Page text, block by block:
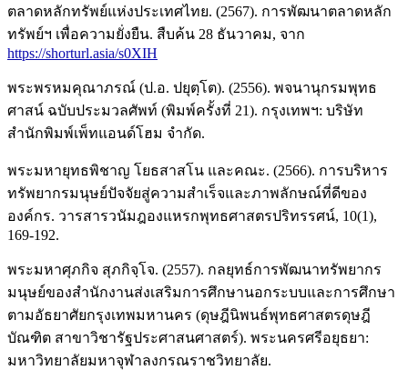
ตลาดหลักทรัพย์แห่งประเทศไทย. (2567). การพัฒนาตลาดหลัก
ทรัพย์ฯ เพื่อความยั่งยืน. สืบค้น 28 ธันวาคม, จาก
https://shorturl.asia/s0XIH
พระพรหมคุณาภรณ์ (ป.อ. ปยุตฺโต). (2556). พจนานุกรมพุทธ
ศาสน์ ฉบับประมวลศัพท์ (พิมพ์ครั้งที่ 21). กรุงเทพฯ: บริษัท
สำนักพิมพ์เพ็ทแอนด์โฮม จำกัด.
พระมหายุทธพิชาญ โยธสาสโน และคณะ. (2566). การบริหาร
ทรัพยากรมนุษย์ปัจจัยสู่ความสำเร็จและภาพลักษณ์ที่ดีของ
องค์กร. วารสารวนัมฎองแหรกพุทธศาสตรปริทรรศน์, 10(1),
169-192.
พระมหาศุภกิจ สุภกิจฺโจ. (2557). กลยุทธ์การพัฒนาทรัพยากร
มนุษย์ของสำนักงานส่งเสริมการศึกษานอกระบบและการศึกษา
ตามอัธยาศัยกรุงเทพมหานคร (ดุษฎีนิพนธ์พุทธศาสตรดุษฎี
บัณฑิต สาขาวิชารัฐประศาสนศาสตร์). พระนครศรีอยุธยา:
มหาวิทยาลัยมหาจุฬาลงกรณราชวิทยาลัย.